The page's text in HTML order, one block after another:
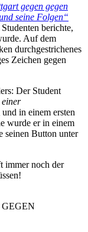
gegen gegen
seine Folgen“
berichte,
Auf dem
durchgestrichenes
Zeichen gegen
Der Student
einer
in einem ersten
wurde er in einem
seinen Button unter
immer noch der